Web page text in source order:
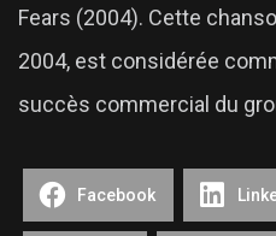
Fears (2004). Cette
2004, est considérée
succès commercial du
Facebook